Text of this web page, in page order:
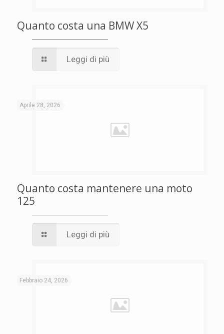
Quanto costa una BMW X5
Leggi di più
Aprile 28, 2026
Quanto costa mantenere una moto
125
Leggi di più
Febbraio 24, 2026